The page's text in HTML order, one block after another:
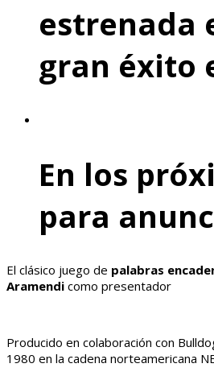
estrenada
gran éxito
En los
para
El clásico juego de palabras
Aramendi como presentador
Producido en colaboración con
1980 en la cadena norteamericana